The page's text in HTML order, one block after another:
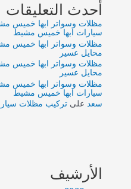
أحدث التعليقات
مظلات وسواتر ابها خميس
سيارات ابها خميس مشيط
مظلات وسواتر ابها خميس
محايل عسير
مظلات وسواتر ابها خميس
محايل عسير
مظلات وسواتر ابها خميس
سيارات ابها خميس مشيط
سعد علىتركيب مظلات
الأرشيف